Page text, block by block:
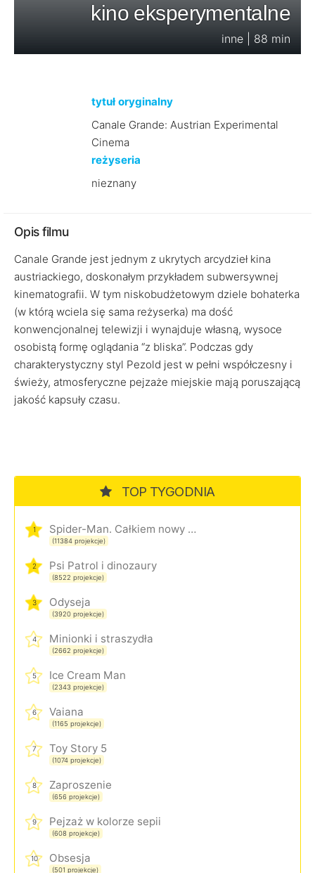
kino eksperymentalne
inne | 88 min
tytuł oryginalny
Canale Grande: Austrian Experimental
Cinema
reżyseria
nieznany
Opis filmu
Canale Grande jest jednym z ukrytych arcydzieł kina
austriackiego, doskonałym przykładem subwersywnej
kinematografii. W tym niskobudżetowym dziele bohaterka
(w którą wciela się sama reżyserka) ma dość
konwencjonalnej telewizji i wynajduje własną, wysoce
osobistą formę oglądania “z bliska”. Podczas gdy
charakterystyczny styl Pezold jest w pełni współczesny i
świeży, atmosferyczne pejzaże miejskie mają poruszającą
jakość kapsuły czasu.
TOP TYGODNIA
1 Spider-Man. Całkiem nowy dzień
(11384 projekcje)
2 Psi Patrol i dinozaury
(8522 projekcje)
3 Odyseja
(3920 projekcje)
4 Minionki i straszydła
(2662 projekcje)
5 Ice Cream Man
(2343 projekcje)
6 Vaiana
(1165 projekcje)
7 Toy Story 5
(1074 projekcje)
8 Zaproszenie
(656 projekcje)
9 Pejzaż w kolorze sepii
(608 projekcje)
10 Obsesja
(501 projekcje)